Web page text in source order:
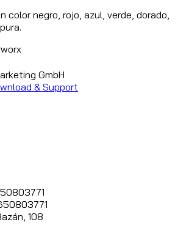
color negro, rojo, azul, verde, dorado,
GmbH
& Support
108